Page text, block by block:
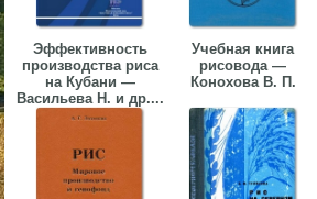
Эффективность
производства риса
на Кубани —
Васильева Н. и др....
Учебная книга
рисовода —
Конохова В. П.
▼